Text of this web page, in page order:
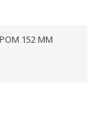
152 ММ